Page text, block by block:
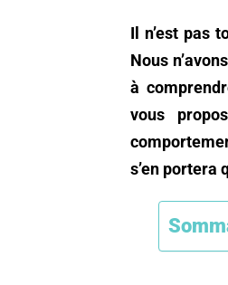
Il n’est pas
Nous
à
vous
s’en portera